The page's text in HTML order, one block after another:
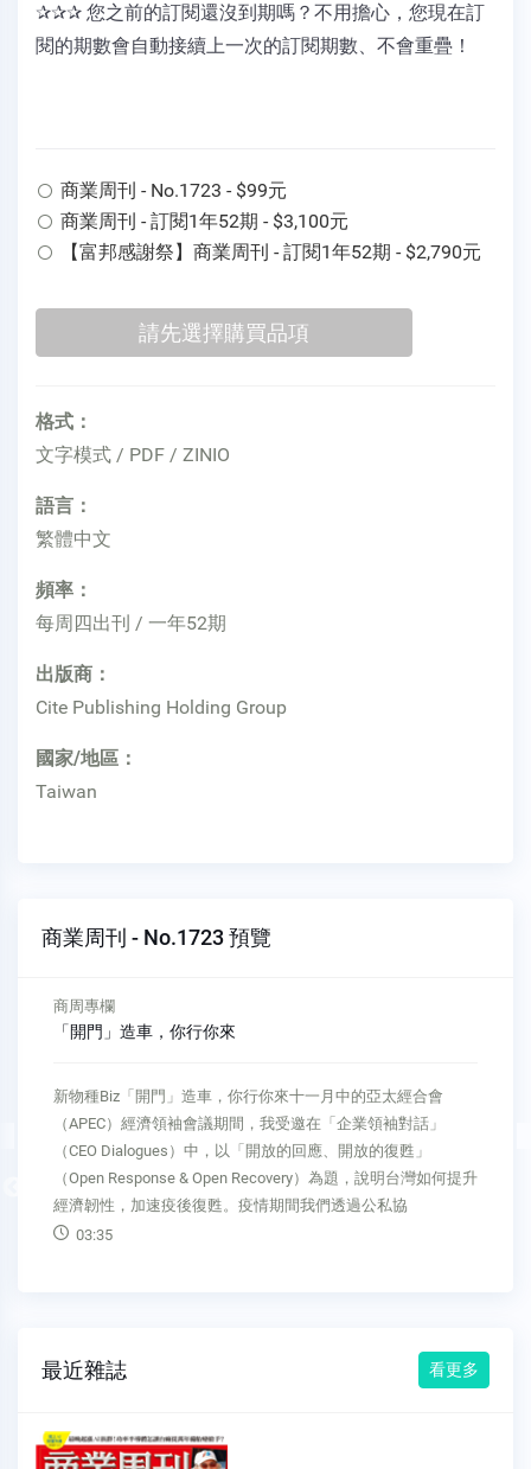
✰✰✰ 您之前的訂閱還沒到期嗎？不用擔心，您現在訂
閱的期數會自動接續上一次的訂閱期數、不會重疊！
商業周刊 - No.1723 - $99元
商業周刊 - 訂閱1年52期 - $3,100元
【富邦感謝祭】商業周刊 - 訂閱1年52期 - $2,790元
格式：
文字模式 / PDF / ZINIO
語言：
繁體中文
頻率：
每周四出刊 / 一年52期
出版商：
Cite Publishing Holding Group
國家/地區：
Taiwan
商業周刊 - No.1723 預覽
Previous
商周專欄
「開門」造車，你行你來
新物種Biz「開門」造車，你行你來十一月中的亞太經合會
（APEC）經濟領袖會議期間，我受邀在「企業領袖對話」
（CEO Dialogues）中，以「開放的回應、開放的復甦」
（Open Response & Open Recovery）為題，說明台灣如何提升
經濟韌性，加速疫後復甦。疫情期間我們透過公私協
03:35
最近雜誌 看更多